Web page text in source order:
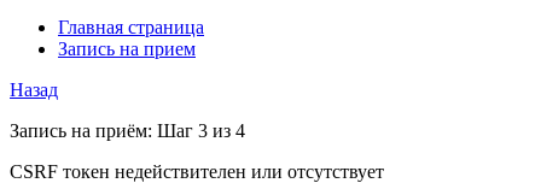
Главная страница
Запись на прием
Назад
Запись на приём: Шаг 3 из 4
CSRF токен недействителен или отсутствует